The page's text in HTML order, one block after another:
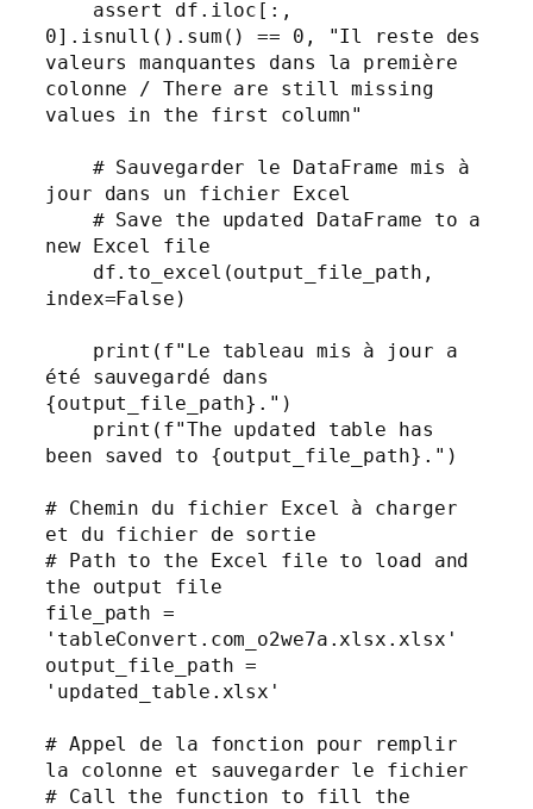
0].isnull().sum() == 0, "Il reste des
valeurs manquantes dans la première
colonne / There are still missing
values in the first column"
jour dans un fichier Excel
new Excel file
index=False)
été sauvegardé dans
{output_file_path}.")
been saved to {output_file_path}.")
# Chemin du fichier Excel à charger
et du fichier de sortie
# Path to the Excel file to load and
the output file
file_path =
'tableConvert.com_o2we7a.xlsx.xlsx'
output_file_path =
'updated_table.xlsx'
# Appel de la fonction pour remplir
la colonne et sauvegarder le fichier
# Call the function to fill the